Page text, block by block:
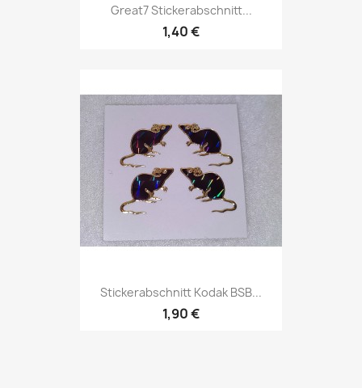
Great7 Stickerabschnitt...
1,40 €
Stickerabschnitt Kodak BSB...
1,90 €